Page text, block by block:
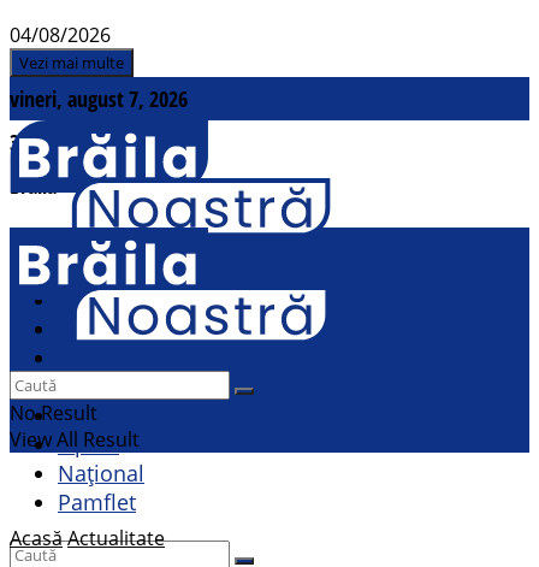
04/08/2026
Vezi mai multe
vineri, august 7, 2026
31°c
Brăila
Contact
Actualitate
Politic
Cultural
Opinii
Național
Pamflet
No Result
View All Result
AcasăActualitate